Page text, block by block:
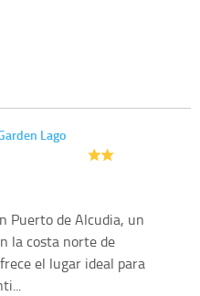
Lago
Puerto de Alcudia, un
la costa norte de
el lugar ideal para